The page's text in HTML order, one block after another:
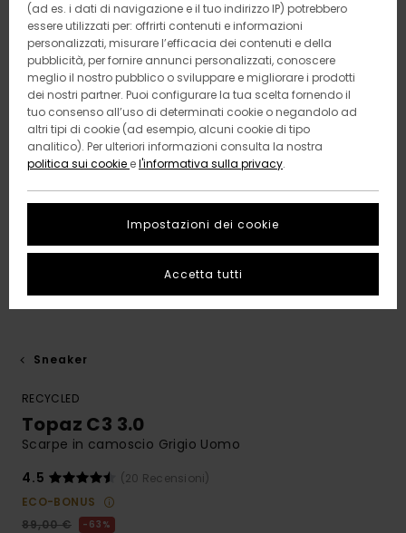
Sneaker
RECYCLED
Topaz C3 3.0
Scarpe in camoscio Grigio Uomo
4.5
(20 Recensioni)
ECO-BONUS
89,00 €
63%
(ad es. i dati di navigazione e il tuo indirizzo IP) potrebbero
essere utilizzati per: offrirti contenuti e informazioni
personalizzati, misurare l’efficacia dei contenuti e della
pubblicità, per fornire annunci personalizzati, conoscere
meglio il nostro pubblico o sviluppare e migliorare i prodotti
dei nostri partner. Puoi configurare la tua scelta fornendo il
tuo consenso all’uso di determinati cookie o negandolo ad
altri tipi di cookie (ad esempio, alcuni cookie di tipo
analitico). Per ulteriori informazioni consulta la nostra
politica sui cookie el'informativa sulla privacy.
Impostazioni dei cookie
Accetta tutti